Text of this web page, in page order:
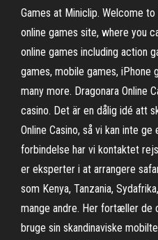
Games at Miniclip. Welcome
online games site, where you
online games including action
games, mobile games, iPhone
many more. Dragonara Online
casino. Det är en dålig idé att
Online Casino, så vi kan inte
forbindelse har vi kontaktet
er eksperter i at arrangere
som Kenya, Tanzania,
mange andre. Her fortæller de
bruge sin skandinaviske